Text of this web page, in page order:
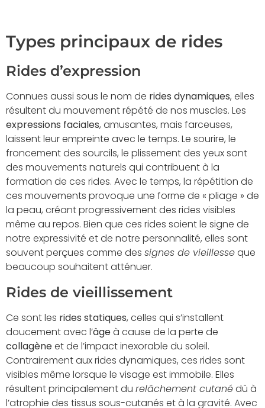
Types principaux de rides
Rides d’expression
Connues aussi sous le nom de rides dynamiques, elles
résultent du mouvement répété de nos muscles. Les
expressions faciales, amusantes, mais farceuses,
laissent leur empreinte avec le temps. Le sourire, le
froncement des sourcils, le plissement des yeux sont
des mouvements naturels qui contribuent à la
formation de ces rides. Avec le temps, la répétition de
ces mouvements provoque une forme de « pliage » de
la peau, créant progressivement des rides visibles
même au repos. Bien que ces rides soient le signe de
notre expressivité et de notre personnalité, elles sont
souvent perçues comme des signes de vieillesseque
beaucoup souhaitent atténuer.
Rides de vieillissement
Ce sont les rides statiques, celles qui s’installent
doucement avec l’âgeà cause de la perte de
collagèneet de l’impact inexorable du soleil.
Contrairement aux rides dynamiques, ces rides sont
visibles même lorsque le visage est immobile. Elles
résultent principalement du relâchement cutanédû à
l’atrophie des tissus sous-cutanés et à la gravité. Avec